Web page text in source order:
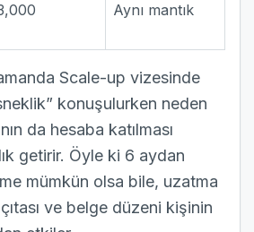
Aynı mantık
Scale-up vizesinde
konuşulurken neden
da hesaba katılması
getirir. Öyle ki 6 aydan
mümkün olsa bile, uzatma
ve belge düzeni kişinin